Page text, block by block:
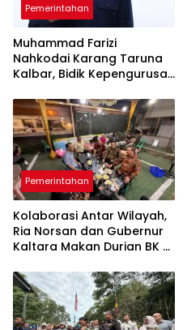
Pemerintahan
Muhammad Farizi
Nahkodai Karang Taruna
Kalbar, Bidik Kepengurusan
Pemerintahan
Kolaborasi Antar Wilayah,
Ria Norsan dan Gubernur
Kaltara Makan Durian BK di